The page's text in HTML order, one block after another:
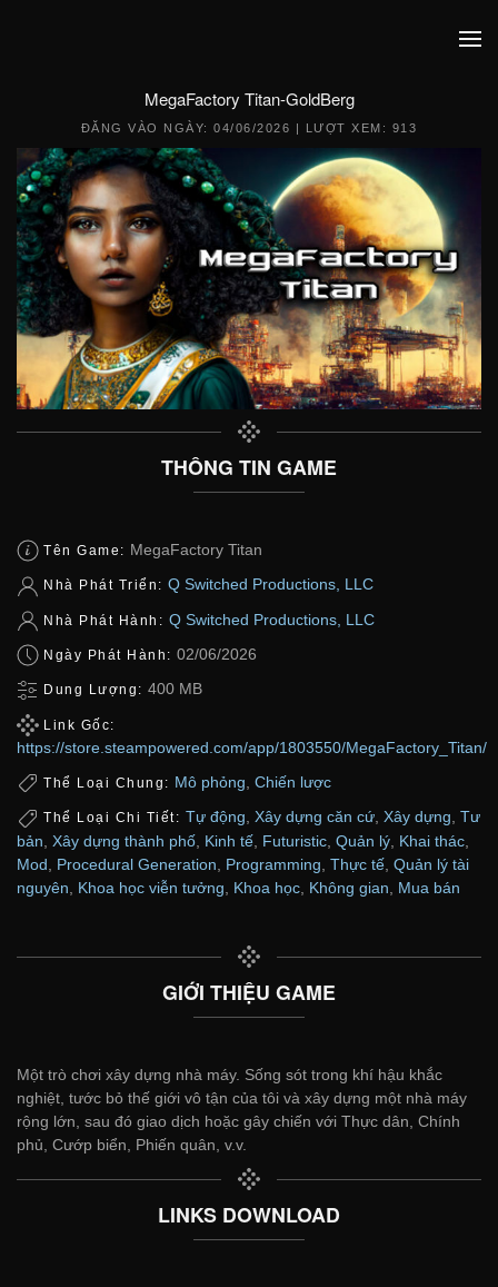
MegaFactory Titan-GoldBerg
ĐĂNG VÀO NGÀY:04/06/2026 | LƯỢT XEM: 913
THÔNG TIN GAME
Tên Game: MegaFactory Titan
Nhà Phát Triển: Q Switched Productions, LLC
Nhà Phát Hành: Q Switched Productions, LLC
Ngày Phát Hành: 02/06/2026
Dung Lượng: 400 MB
Link Gốc:
https://store.steampowered.com/app/1803550/MegaFactory_Titan/
Thể Loại Chung: Mô phỏng Chiến lược
Thể Loại Chi Tiết: Tự động, Xây dựng căn cứ, Xây dựng, Tư
bản Xây dựng thành phố Kinh tế Futuristic Quản lý Khai thác
Mod
Procedural Generation Programming Thực tế Quản lý tài
nguyên
Khoa học viễn tưởng Khoa học Không gian Mua bán
GIỚI THIỆU GAME
Một trò chơi xây dựng nhà máy. Sống sót trong khí hậu khắc
nghiệt, tước bỏ thế giới vô tận của tôi và xây dựng một nhà máy
rộng lớn, sau đó giao dịch hoặc gây chiến với Thực dân, Chính
phủ, Cướp biển, Phiến quân, v.v.
LINKS DOWNLOAD